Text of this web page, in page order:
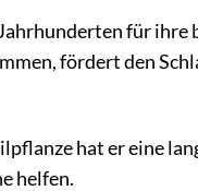
für ihre
fördert den
hat er eine
helfen.